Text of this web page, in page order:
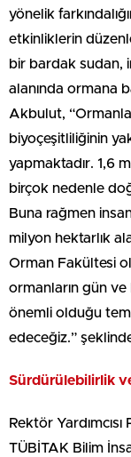
yönelik
etkinliklerin
bir bardak sudan,
alanında ormana
Akbulut,
biyoçeşitliliğinin
yapmaktadır. 1,6
birçok nedenle
Buna rağmen
milyon hektarlık
Orman Fakültesi
ormanların gün ve
önemli olduğu
edeceğiz.”
Sürdürülebilirlik
Rektör
TÜBİTAK Bilim